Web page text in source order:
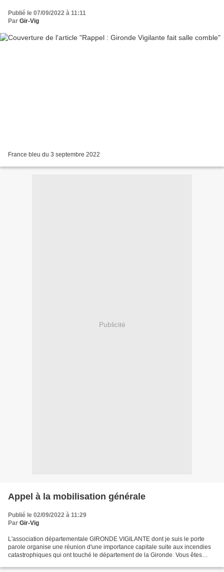
Publié le 07/09/2022 à 11:11
Par Gir-Vig
France bleu du 3 septembre 2022
Publicité
Appel à la mobilisation générale
Publié le 02/09/2022 à 11:29
Par Gir-Vig
L'association départementale GIRONDE VIGILANTE dont je suis le porte
parole organise une réunion d'une importance capitale suite aux incendies
catastrophiques qui ont touché le département de la Gironde. Vous êtes